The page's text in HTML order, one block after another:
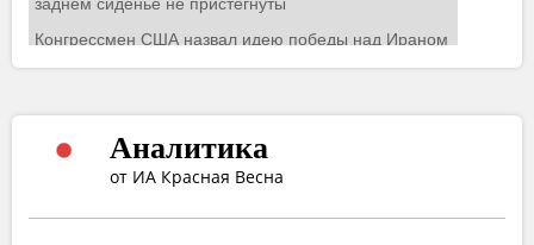
Аналитика
от ИА Красная Весна